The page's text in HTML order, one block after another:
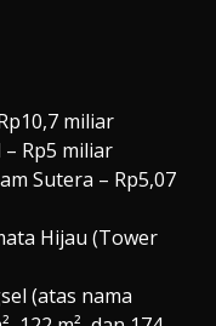
miliar
Rp5 miliar
Sutera – Rp5,07
Hijau (Tower
(atas nama